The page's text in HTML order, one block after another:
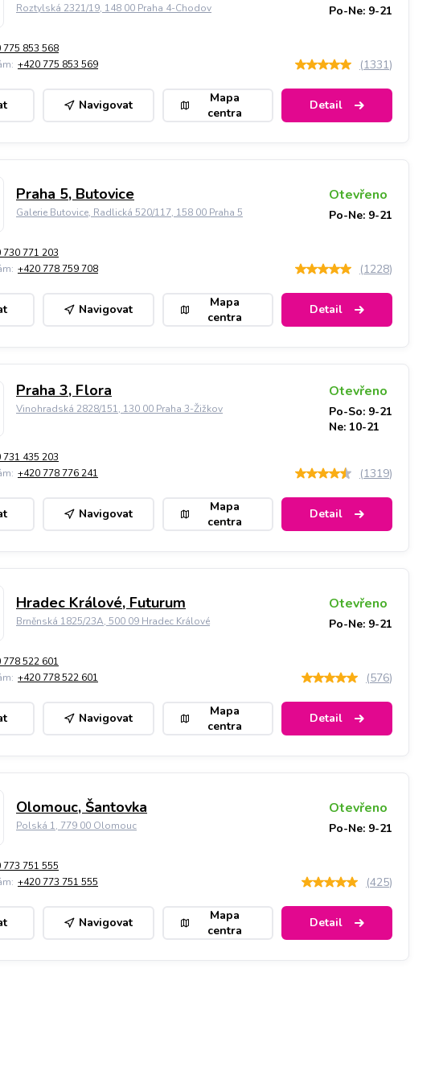
Roztylská 2321/19, 148 00 Praha 4-Chodov Po-Ne: 9-21
775 853 568
+420 775 853 569 (1331)
Navigovat
Mapa
centra
Detail
Praha 5, Butovice
Galerie Butovice, Radlická 520/117, 158 00 Praha 5
Otevřeno
Po-Ne: 9-21
730 771 203
+420 778 759 708 (1228)
Navigovat
Mapa
centra
Detail
Praha 3, Flora
Vinohradská 2828/151, 130 00 Praha 3-Žižkov
Otevřeno
Po-So: 9-21
Ne: 10-21
731 435 203
+420 778 776 241 (1319)
Navigovat
Mapa
centra
Detail
Hradec Králové, Futurum
Brněnská 1825/23A, 500 09 Hradec Králové
Otevřeno
Po-Ne: 9-21
778 522 601
+420 778 522 601 (576)
Navigovat
Mapa
centra
Detail
Olomouc, Šantovka
Polská 1, 779 00 Olomouc
Otevřeno
Po-Ne: 9-21
773 751 555
+420 773 751 555 (425)
Navigovat
Mapa
centra
Detail